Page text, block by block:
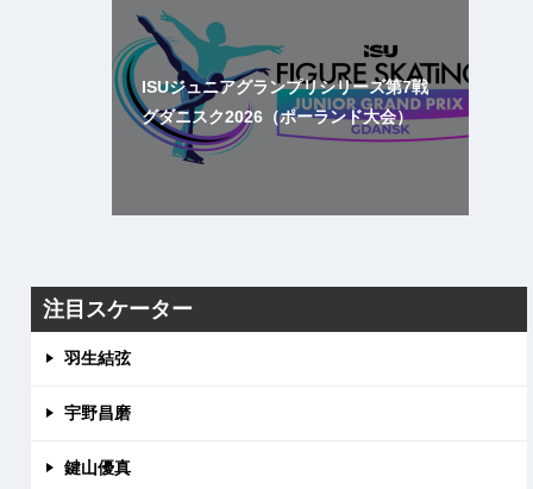
ISUジュニアグランプリシリーズ第7戦
グダニスク2026（ポーランド大会）
注目スケーター
羽生結弦
宇野昌磨
鍵山優真